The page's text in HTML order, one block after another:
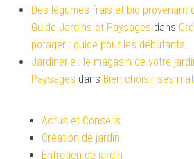
Des légumes frais et bio provenant
Guide Jardins et Paysages dans
potager : guide pour les débutants
Jardinerie : le magasin de votre
Paysages dans Bien choisir ses
Actus et Conseils
Création de jardin
Entretien de jardin